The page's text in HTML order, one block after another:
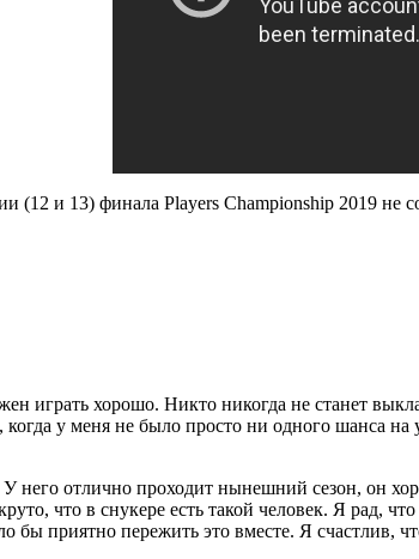
(12 и 13) финала Players Championship 2019
играть хорошо. Никто никогда не станет
у меня не было просто ни одного шанса
У него отлично проходит нынешний сезон, он
что в снукере есть такой человек. Я
бы приятно пережить это вместе. Я счастлив,